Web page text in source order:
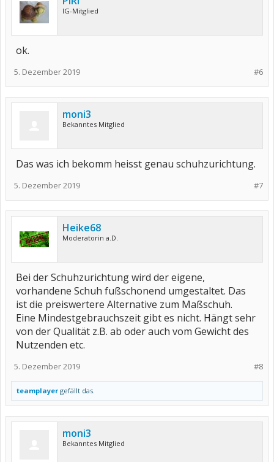
IG-Mitglied
ok.
#6
5. Dezember 2019
moni3
Bekanntes Mitglied
Das was ich bekomm heisst genau schuhzurichtung.
#7
5. Dezember 2019
Heike68
Moderatorin a.D.
Bei der Schuhzurichtung wird der eigene,
vorhandene Schuh fußschonend umgestaltet. Das
ist die preiswertere Alternative zum Maßschuh.
Eine Mindestgebrauchszeit gibt es nicht. Hängt sehr
von der Qualität z.B. ab oder auch vom Gewicht des
Nutzenden etc.
#8
5. Dezember 2019
teamplayer gefällt das.
moni3
Bekanntes Mitglied